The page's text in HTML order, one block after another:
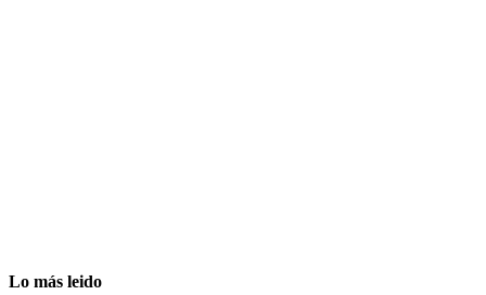
Lo más leido